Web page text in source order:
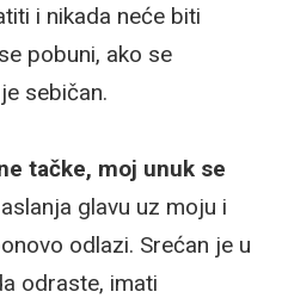
i nikada neće biti
pobuni, ako se
sebičan.
tačke, moj unuk se
glavu uz moju i
odlazi. Srećan je u
odraste, imati